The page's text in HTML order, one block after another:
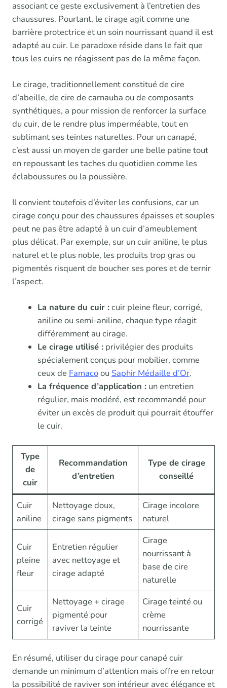
associant ce geste exclusivement à l’entretien des
chaussures. Pourtant, le cirage agit comme une
barrière protectrice et un soin nourrissant quand il est
adapté au cuir. Le paradoxe réside dans le fait que
tous les cuirs ne réagissent pas de la même façon.
Le cirage, traditionnellement constitué de cire
d’abeille, de cire de carnauba ou de composants
synthétiques, a pour mission de renforcer la surface
du cuir, de le rendre plus imperméable, tout en
sublimant ses teintes naturelles. Pour un canapé,
c’est aussi un moyen de garder une belle patine tout
en repoussant les taches du quotidien comme les
éclaboussures ou la poussière.
Il convient toutefois d’éviter les confusions, car un
cirage conçu pour des chaussures épaisses et souples
peut ne pas être adapté à un cuir d’ameublement
plus délicat. Par exemple, sur un cuir aniline, le plus
naturel et le plus noble, les produits trop gras ou
pigmentés risquent de boucher ses pores et de ternir
l’aspect.
La nature du cuir :cuir pleine fleur, corrigé,
aniline ou semi-aniline, chaque type réagit
différemment au cirage.
Le cirage utilisé :privilégier des produits
spécialement conçus pour mobilier, comme
ceux de Famacoou Saphir Médaille d’Or.
La fréquence d’application :un entretien
régulier, mais modéré, est recommandé pour
éviter un excès de produit qui pourrait étouffer
le cuir.
Type
de
cuir
Recommandation
d’entretien
Type de cirage
conseillé
Cuir
aniline
Nettoyage doux,
cirage sans pigments
Cirage incolore
naturel
Cuir
pleine
fleur
Entretien régulier
avec nettoyage et
cirage adapté
Cirage
nourrissant à
base de cire
naturelle
Cuir
corrigé
Nettoyage + cirage
pigmenté pour
raviver la teinte
Cirage teinté ou
crème
nourrissante
En résumé, utiliser du cirage pour canapé cuir
demande un minimum d’attention mais offre en retour
la possibilité de raviver son intérieur avec élégance et